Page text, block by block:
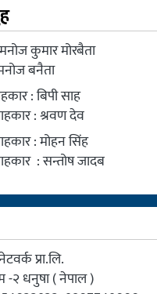
कुमार मोरबैता
बनैता
: बिपी साह
: श्रवण देव
: मोहन सिंह
: सन्तोष जादब
प्रा.लि.
२ धनुषा ( नेपाल )